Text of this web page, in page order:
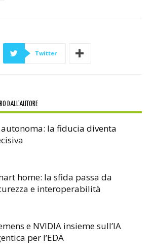
Twitter
DALL'AUTORE
autonoma: la fiducia diventa
home: la sfida passa da
e interoperabilità
e NVIDIA insieme sull’IA
per l’EDA